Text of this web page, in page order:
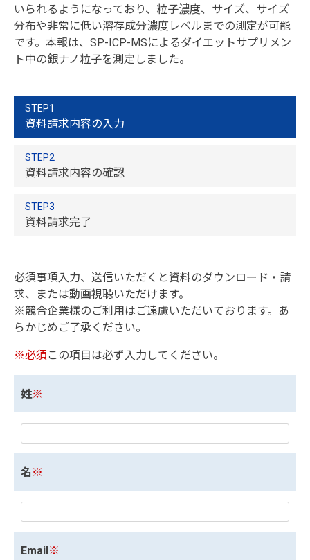
いられるようになっており、粒子濃度、サイズ、サイズ
分布や非常に低い溶存成分濃度レベルまでの測定が可能
です。本報は、SP-ICP-MSによるダイエットサプリメン
ト中の銀ナノ粒子を測定しました。
STEP1
資料請求内容の入力
STEP2
資料請求内容の確認
STEP3
資料請求完了
必須事項入力、送信いただくと資料のダウンロード・請
求、または動画視聴いただけます。
※競合企業様のご利用はご遠慮いただいております。あ
らかじめご了承ください。
※必須 この項目は必ず入力してください。
姓※
名 ※
Email※